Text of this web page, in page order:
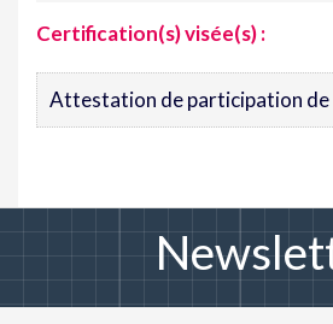
Certification(s) visée(s) :
Attestation de participation de